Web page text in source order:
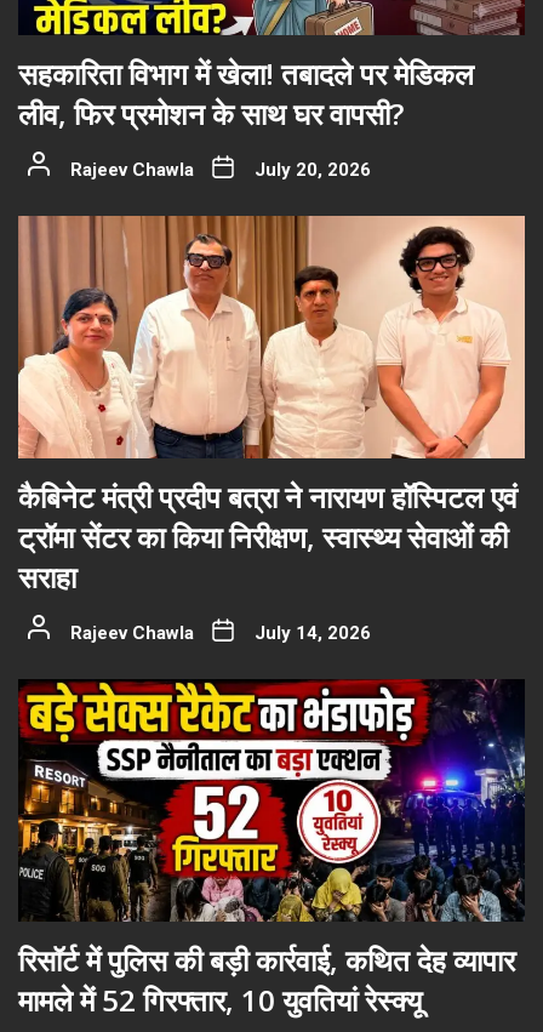
सहकारिता विभाग में खेला! तबादले पर मेडिकल
लीव, फिर प्रमोशन के साथ घर वापसी?
Rajeev Chawla July 20, 2026
कैबिनेट मंत्री प्रदीप बत्रा ने नारायण हॉस्पिटल एवं
ट्रॉमा सेंटर का किया निरीक्षण, स्वास्थ्य सेवाओं की
सराहा
Rajeev Chawla July 14, 2026
रिसॉर्ट में पुलिस की बड़ी कार्रवाई, कथित देह व्यापार
मामले में 52 गिरफ्तार, 10 युवतियां रेस्क्यू